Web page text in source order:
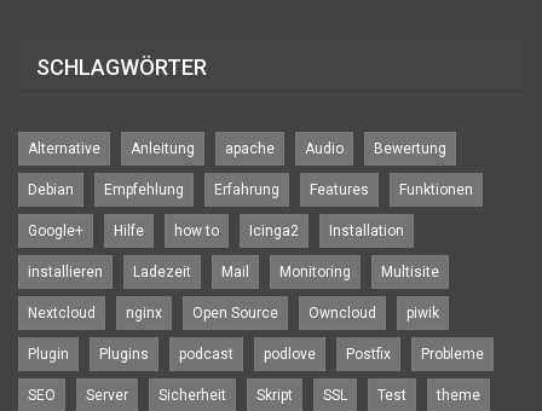
SCHLAGWÖRTER
Alternative Anleitung apache Audio Bewertung
Debian Empfehlung Erfahrung Features Funktionen
Google+ Hilfe how to Icinga2 Installation
installieren Ladezeit Mail Monitoring Multisite
Nextcloud nginx Open Source Owncloud piwik
Plugin Plugins podcast podlove Postfix Probleme
SEO Server Sicherheit Skript SSL Test theme